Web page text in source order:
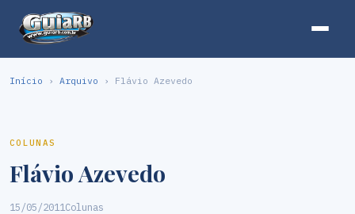
Início › Arquivo › Flávio Azevedo
COLUNAS
Flávio Azevedo
15/05/2011Colunas